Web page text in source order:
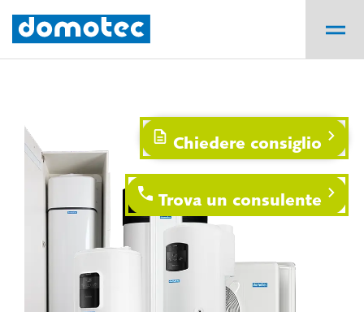
Chiedere consiglio
Trova un consulente